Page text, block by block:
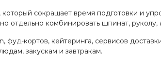
сокращает время подготовки и
отдельно комбинировать шпинат,
кортов, кейтеринга, сервисов
закускам и завтракам.